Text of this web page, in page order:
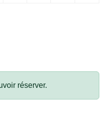
réserver.